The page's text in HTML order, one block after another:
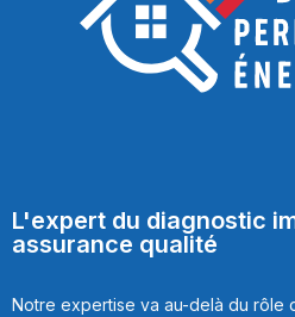
L'expert du diagnostic
assurance qualité
Notre expertise va au-delà du rôle